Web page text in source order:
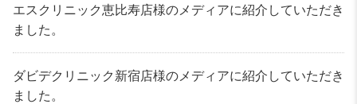
エスクリニック恵比寿店様のメディアに紹介していただき
ました。
ダビデクリニック新宿店様のメディアに紹介していただき
ました。